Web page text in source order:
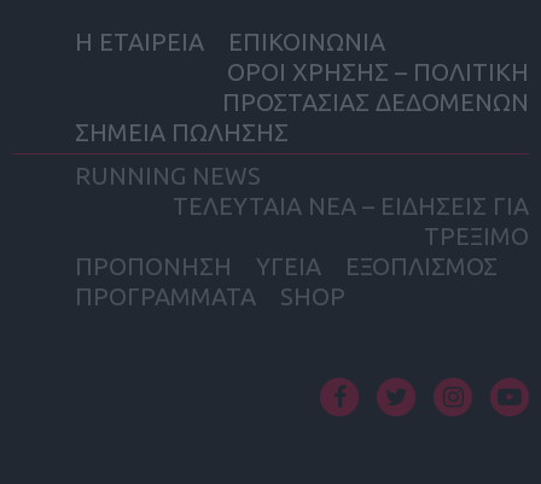
Η ΕΤΑΙΡΕΙΑ
ΕΠΙΚΟΙΝΩΝΙΑ
ΟΡΟΙ ΧΡΗΣΗΣ – ΠΟΛΙΤΙΚΗ
ΠΡΟΣΤΑΣΙΑΣ ΔΕΔΟΜΕΝΩΝ
ΣΗΜΕΙΑ ΠΩΛΗΣΗΣ
RUNNING NEWS
ΤΕΛΕΥΤΑΙΑ ΝΕΑ – ΕΙΔΗΣΕΙΣ ΓΙΑ
ΤΡΕΞΙΜΟ
ΠΡΟΠΟΝΗΣΗ
ΥΓΕΙΑ
ΕΞΟΠΛΙΣΜΟΣ
ΠΡΟΓΡΑΜΜΑΤΑ
SHOP